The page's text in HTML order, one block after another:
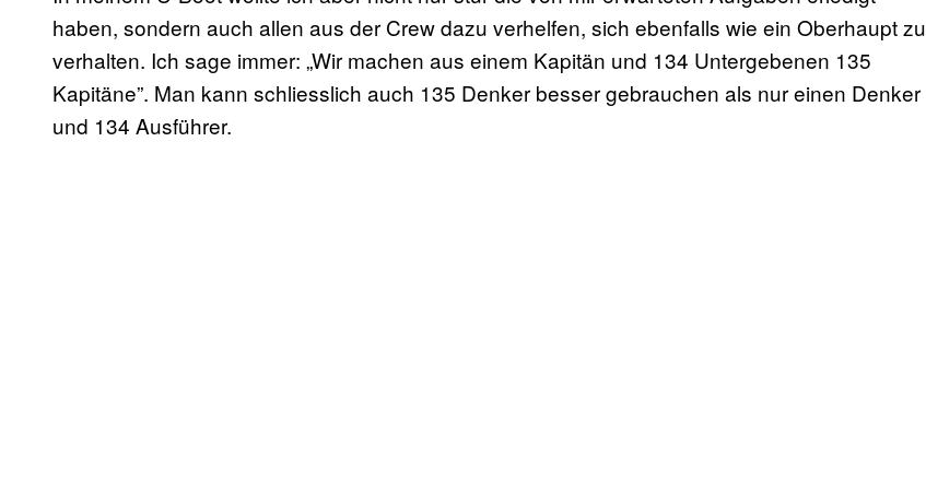
haben, sondern auch allen aus der Crew dazu verhelfen, sich ebenfalls wie ein Oberhaupt zu
verhalten. Ich sage immer: „Wir machen aus einem Kapitän und 134 Untergebenen 135
Kapitäne”. Man kann schliesslich auch 135 Denker besser gebrauchen als nur einen Denker
und 134 Ausführer.